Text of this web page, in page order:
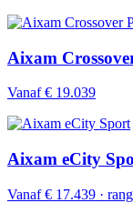
Aixam
Vanaf € 19.039
Aixam eCity
Vanaf € 17.439 ·